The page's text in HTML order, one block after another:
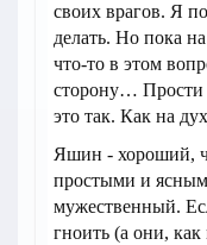
своих врагов. Я
делать. Но пока
что-то в этом
сторону…
это так. Как на
Яшин - хороший,
простыми и
мужественный.
гноить (а они,